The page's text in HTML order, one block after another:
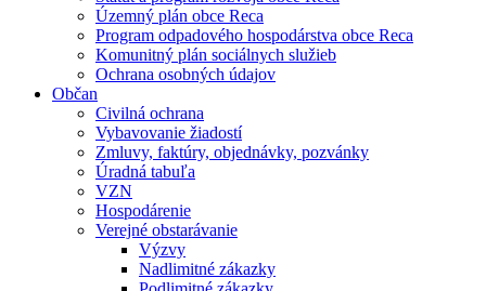
Územný plán obce Reca
Program odpadového hospodárstva obce Reca
Komunitný plán sociálnych služieb
Ochrana osobných údajov
Občan
Civilná ochrana
Vybavovanie žiadostí
Zmluvy, faktúry, objednávky, pozvánky
Úradná tabuľa
VZN
Hospodárenie
Verejné obstarávanie
Výzvy
Nadlimitné zákazky